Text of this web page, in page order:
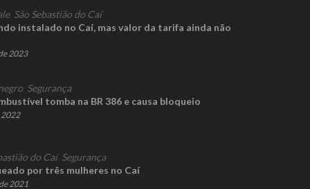
, São Sebastião do Caí
instalado no Caí, mas valor da tarifa ainda não
2023
Segurança
tomba na BR 386 e causa bloqueio
2022
do Caí, Segurança
por três mulheres no Caí
2021